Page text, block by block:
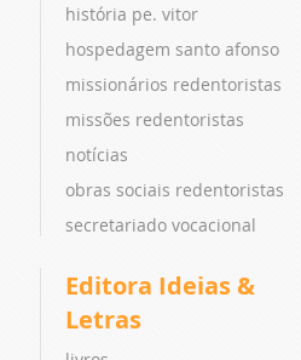
história pe. vitor
hospedagem santo afonso
missionários redentoristas
missões redentoristas
notícias
obras sociais redentoristas
secretariado vocacional
Editora Ideias &
Letras